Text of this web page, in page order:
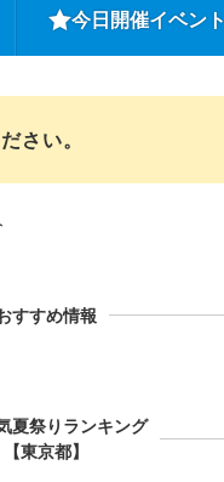
今日開催イベント
さい。
すすめ情報
夏祭りランキング
【東京都】